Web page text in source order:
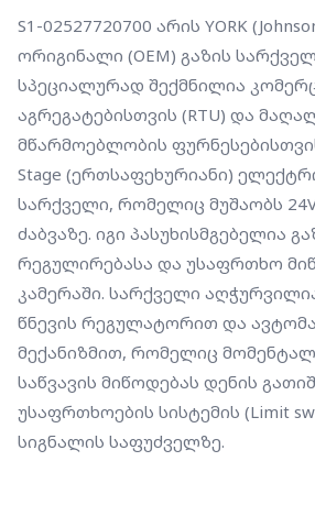
უსაფრთხოების სისტემის (Limit
სიგნალის საფუძველზე.
S1-02527720700 არის YORK
ორიგინალი (OEM) გაზის
სპეციალურად შექმნილია
აგრეგატებისთვის (RTU) და
მწარმოებლობის
Stage (ერთსაფეხურიანი)
სარქველი, რომელიც მუშაობს
ძაბვაზე. იგი პასუხისმგებელია
რეგულირებასა და უსაფრთხო
კამერაში. სარქველი
წნევის რეგულატორით და
მექანიზმით, რომელიც
საწვავის მიწოდებას დენის
უსაფრთხოების სისტემის (Limit
სიგნალის საფუძველზე.